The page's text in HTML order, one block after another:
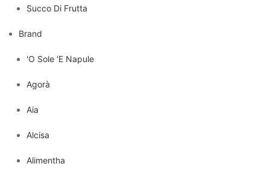
Succo Di Frutta
Brand
'O Sole 'E Napule
Agorà
Aia
Alcisa
Alimentha